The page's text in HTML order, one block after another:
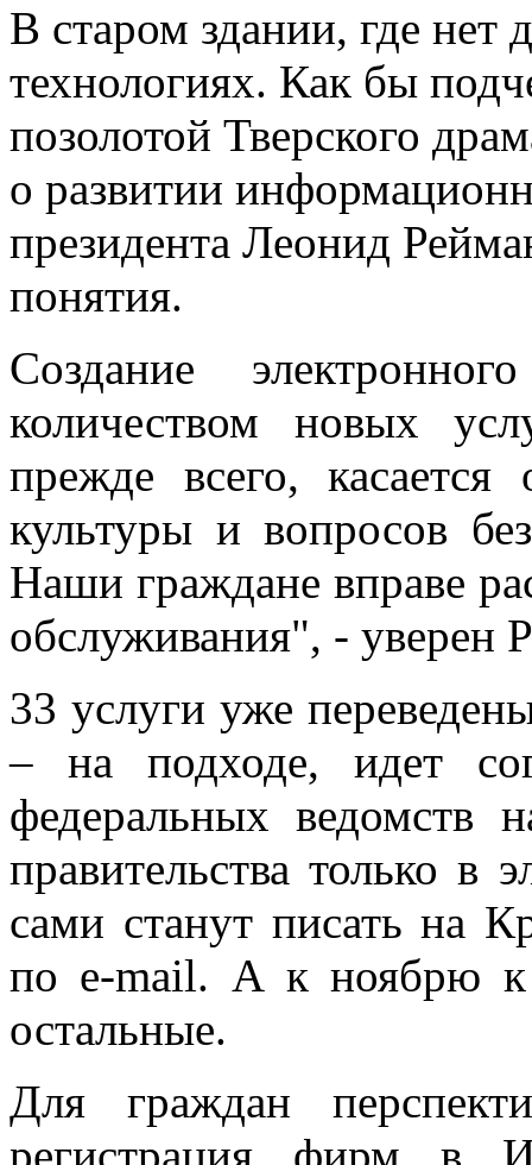
В старом здании, где
технологиях. Как бы
позолотой Тверского
о развитии
президента Леонид
понятия.
Создание
количеством новых
прежде всего, касается
культуры и вопросов
Наши граждане вправе
обслуживания", - уверен
33 услуги уже
– на подходе, идет
федеральных ведомств
правительства только в
сами станут писать на
по е-mail. А к ноябрю к
остальные.
Для граждан
регистрация фирм в